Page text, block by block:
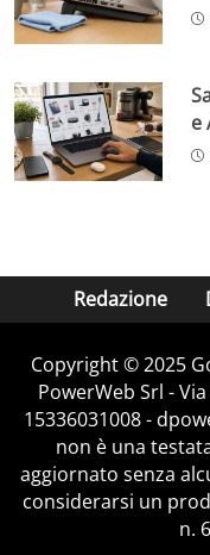
e
Redazione
Copyright © 2025
PowerWeb Srl -
15336031008 -
non è una
aggiornato senza
considerarsi un
n.